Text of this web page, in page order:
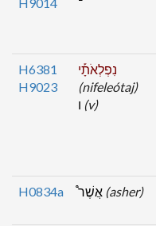
H6381
H9023
נִפְלְאֹתָ֡י
(nifeleótaj)
(v)
H0834a (asher)